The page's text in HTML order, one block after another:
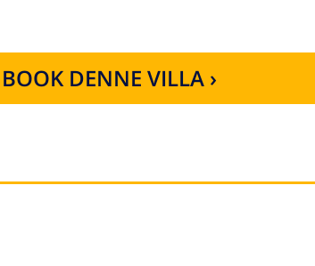
BOOK DENNE VILLA ›